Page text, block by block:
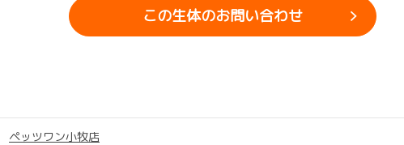
この生体のお問い合わせ
ペッツワン小牧店